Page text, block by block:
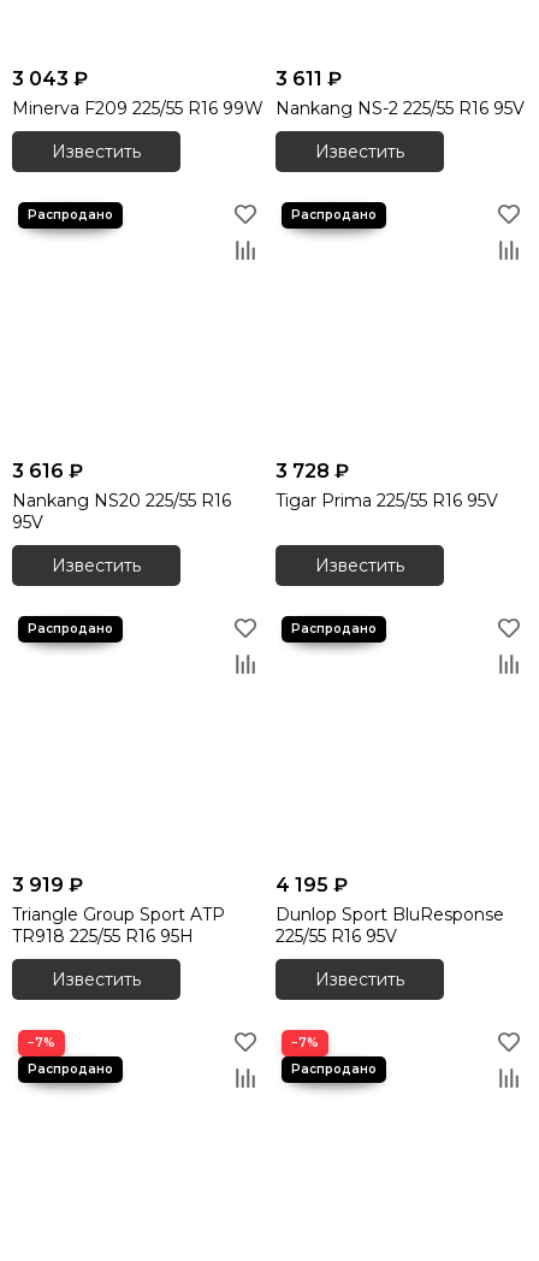
3 043 ₽
Minerva F209 225/55 R16 99W
Известить
3 611 ₽
Nankang NS-2 225/55 R16 95V
Известить
3 616 ₽
Nankang NS20 225/55 R16
95V
Известить
3 728 ₽
Tigar Prima 225/55 R16 95V
Известить
3 919 ₽
Triangle Group Sport ATP
TR918 225/55 R16 95H
Известить
4 195 ₽
Dunlop Sport BluResponse
225/55 R16 95V
Известить
−7% −7%